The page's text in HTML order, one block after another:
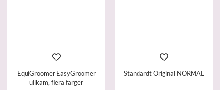
EquiGroomer EasyGroomer
ullkam, flera färger
Standardt Original NORMAL